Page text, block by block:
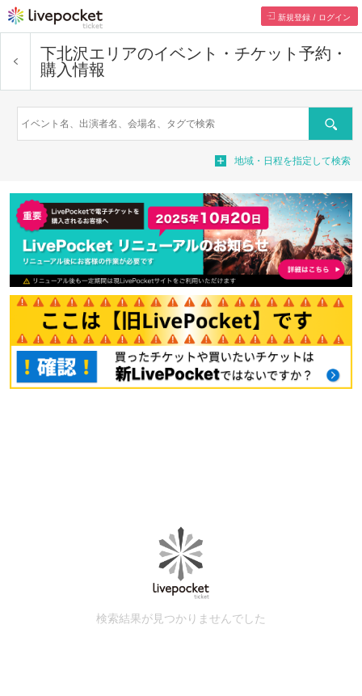
新規登録 / ログイン
下北沢エリアのイベント・チケット予約・
購入情報
検索
地域・日程を指定して検索
検索結果が見つかりませんでした